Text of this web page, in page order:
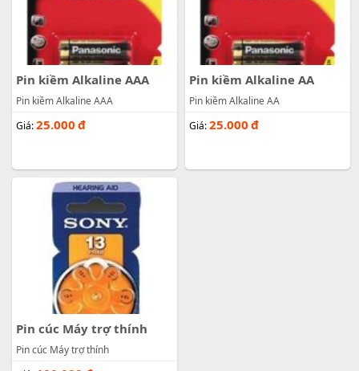
Pin kiềm Alkaline AAA
Pin kiềm Alkaline AAA
Giá:25.000 đ
Pin kiềm Alkaline AA
Pin kiềm Alkaline AA
Giá:25.000 đ
Pin cúc Máy trợ thính
Pin cúc Máy trợ thính